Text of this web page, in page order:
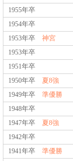
1955年卒
1954年卒
1953年卒 神宮
1953年卒
1951年卒
1950年卒 夏8強
1949年卒 準優勝
1948年卒
1947年卒 夏8強
1942年卒
1941年卒 準優勝